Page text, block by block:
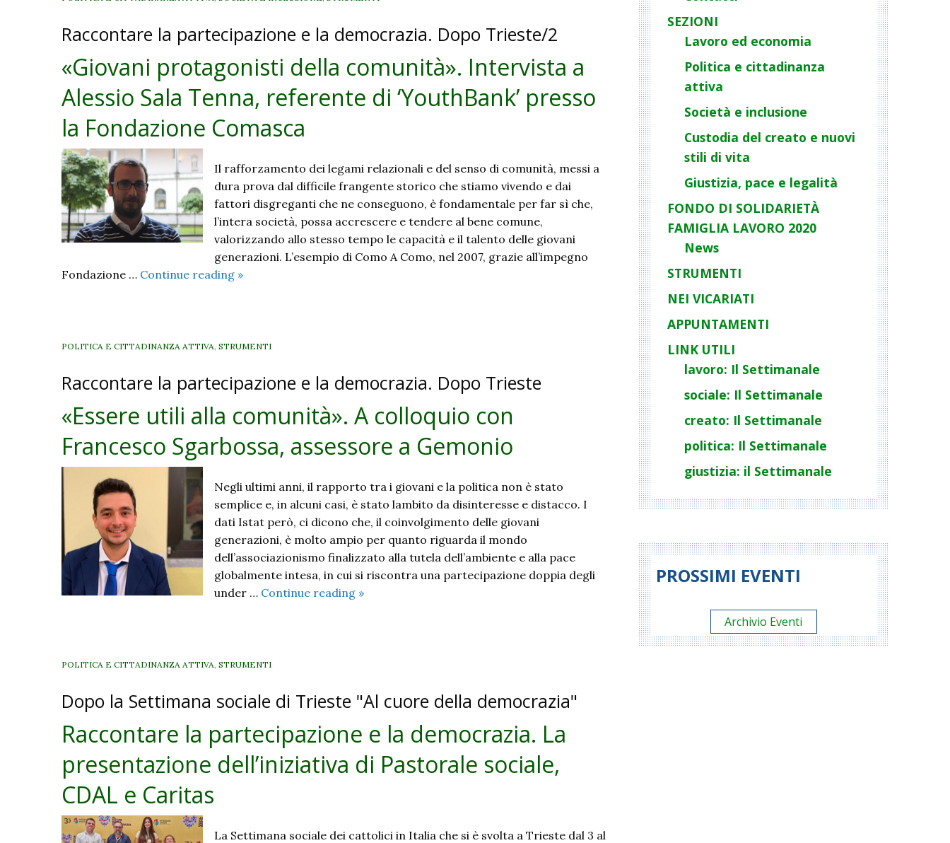
Raccontare la partecipazione e la democrazia. Dopo Trieste/2
«Giovani protagonisti della comunità». Intervista a
Alessio Sala Tenna, referente di ‘YouthBank’ presso
la Fondazione Comasca
Il rafforzamento dei legami relazionali e del senso di comunità, messi a
dura prova dal difficile frangente storico che stiamo vivendo e dai
fattori disgreganti che ne conseguono, è fondamentale per far sì che,
l’intera società, possa accrescere e tendere al bene comune,
valorizzando allo stesso tempo le capacità e il talento delle giovani
generazioni. L’esempio di Como A Como, nel 2007, grazie all’impegno
Fondazione … Continue reading «Giovani
Intervista
Alessio
Tenna,
di
presso
la
Fondazione
Comasca
»
POLITICA E CITTADINANZA ATTIVA STRUMENTI
Raccontare la partecipazione e la democrazia. Dopo Trieste
«Essere utili alla comunità». A colloquio con
Francesco Sgarbossa, assessore a Gemonio
Negli ultimi anni, il rapporto tra i giovani e la politica non è stato
semplice e, in alcuni casi, è stato lambito da disinteresse e distacco. I
dati Istat però, ci dicono che, il coinvolgimento delle giovani
generazioni, è molto ampio per quanto riguarda il mondo
dell’associazionismo finalizzato alla tutela dell’ambiente e alla pace
globalmente intesa, in cui si riscontra una partecipazione doppia degli
under … Continue reading «Essere
con
Sgarbossa,
a
»
POLITICA E CITTADINANZA ATTIVA STRUMENTI
Dopo la Settimana sociale di Trieste "Al cuore della democrazia"
Raccontare la partecipazione e la democrazia. La
presentazione dell’iniziativa di Pastorale sociale,
CDAL e Caritas
La Settimana sociale dei cattolici in Italia che si è svolta a Trieste dal 3 al
SEZIONI
Lavoro ed economia
Politica e cittadinanza
attiva
Società e inclusione
Custodia del creato e nuovi
stili di vita
Giustizia, pace e legalità
FONDO DI SOLIDARIETÀ
FAMIGLIA LAVORO 2020
News
STRUMENTI
NEI VICARIATI
APPUNTAMENTI
LINK UTILI
lavoro: Il Settimanale
sociale: Il Settimanale
creato: Il Settimanale
politica: Il Settimanale
giustizia: il Settimanale
PROSSIMI EVENTI
Archivio Eventi